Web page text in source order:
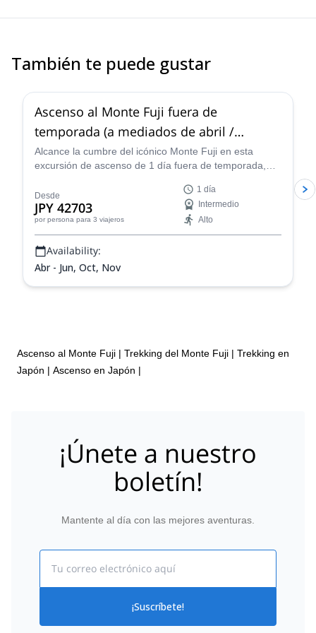
También te puede gustar
Ascenso al Monte Fuji fuera de
temporada (a mediados de abril /
principios de junio)
Alcance la cumbre del icónico Monte Fuji en esta
excursión de ascenso de 1 día fuera de temporada,
Desde
JPY 42703
por persona para 3 viajeros
1 día
Intermedio
Alto
Availability:
Abr - Jun, Oct, Nov
Ascenso al Monte Fuji | Trekking del Monte Fuji | Trekking en
Japón | Ascenso en Japón |
¡Únete a nuestro
boletín!
Mantente al día con las mejores aventuras.
¡Suscríbete!